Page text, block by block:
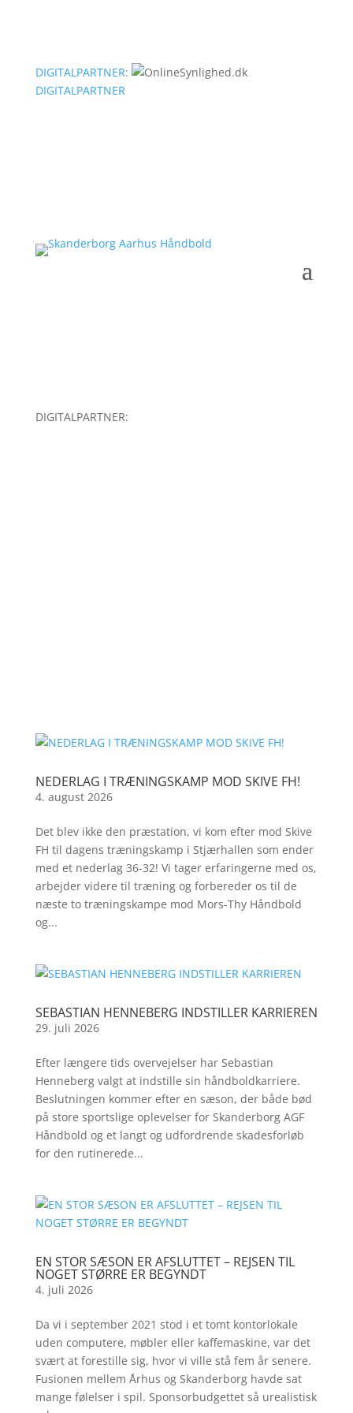
DIGITALPARTNER:
DIGITALPARTNER
DIGITALPARTNER:
NEDERLAG I TRÆNINGSKAMP MOD SKIVE FH!
4. august 2026
Det blev ikke den præstation, vi kom efter mod Skive
FH til dagens træningskamp i Stjærhallen som ender
med et nederlag 36-32! Vi tager erfaringerne med os,
arbejder videre til træning og forbereder os til de
næste to træningskampe mod Mors-Thy Håndbold
og...
SEBASTIAN HENNEBERG INDSTILLER KARRIEREN
29. juli 2026
Efter længere tids overvejelser har Sebastian
Henneberg valgt at indstille sin håndboldkarriere.
Beslutningen kommer efter en sæson, der både bød
på store sportslige oplevelser for Skanderborg AGF
Håndbold og et langt og udfordrende skadesforløb
for den rutinerede...
EN STOR SÆSON ER AFSLUTTET – REJSEN TIL
NOGET STØRRE ER BEGYNDT
4. juli 2026
Da vi i september 2021 stod i et tomt kontorlokale
uden computere, møbler eller kaffemaskine, var det
svært at forestille sig, hvor vi ville stå fem år senere.
Fusionen mellem Århus og Skanderborg havde sat
mange følelser i spil. Sponsorbudgettet så urealistisk